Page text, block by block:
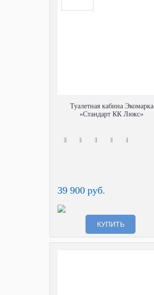
Туалетная кабина Экомарка
«Стандарт КК Люкс»
39 900 руб.
КУПИТЬ